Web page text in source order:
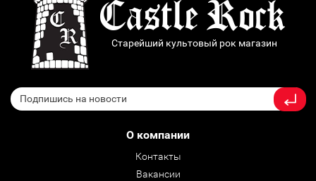
Старейший культовый рок магазин
О компании
Контакты
Вакансии